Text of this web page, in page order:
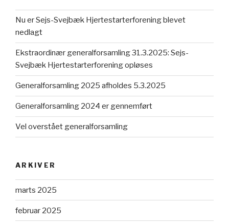
Nu er Sejs-Svejbæk Hjertestarterforening blevet
nedlagt
Ekstraordinær generalforsamling 31.3.2025: Sejs-
Svejbæk Hjertestarterforening opløses
Generalforsamling 2025 afholdes 5.3.2025
Generalforsamling 2024 er gennemført
Vel overstået generalforsamling
ARKIVER
marts 2025
februar 2025